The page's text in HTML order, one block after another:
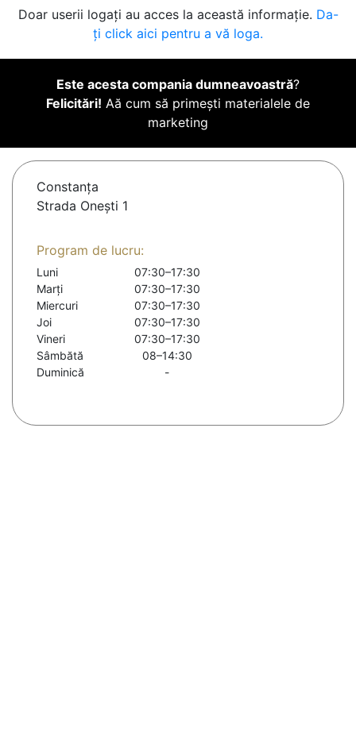
Doar userii logați au acces la această informație. Da-
ți click aici pentru a vă loga.
Este acesta compania dumneavoastră?
Felicitări! Aă cum să primești materialele de
marketing
Constanţa
Strada Onești 1
Program de lucru:
Luni
07:30–17:30
Marți
07:30–17:30
Miercuri
07:30–17:30
Joi
07:30–17:30
Vineri
07:30–17:30
Sâmbătă
08–14:30
Duminică
-